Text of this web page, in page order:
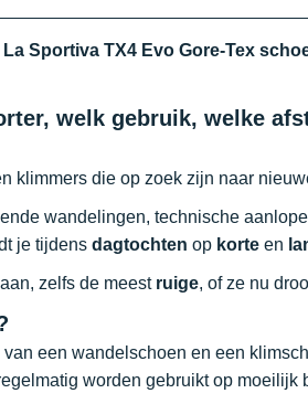
La Sportiva TX4 Evo Gore-Tex
welk gebruik, welke
klimmers die op zoek zijn naar
wandelingen, technische
je tijdens dagtochten op korte en
aan, zelfs de meest ruige, of ze nu
een wandelschoen en een
worden gebruikt op moeilijk